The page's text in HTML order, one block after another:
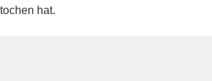
hat.